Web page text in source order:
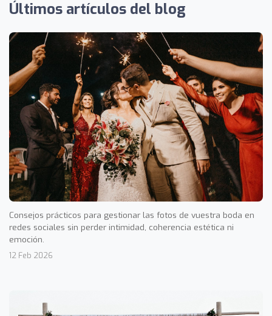
Últimos artículos del blog
Consejos prácticos para gestionar las fotos de vuestra boda en
redes sociales sin perder intimidad, coherencia estética ni
emoción.
12 Feb 2026